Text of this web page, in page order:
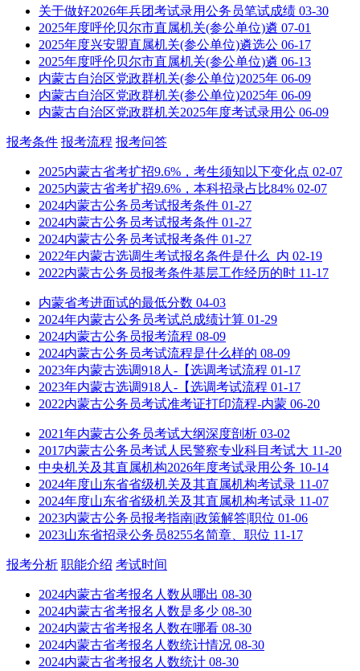
关于做好2026年兵团考试录用公务员笔试成绩 03-30
2025年度呼伦贝尔市直属机关(参公单位)遴 07-01
2025年度兴安盟直属机关(参公单位)遴选公 06-17
2025年度呼伦贝尔市直属机关(参公单位)遴 06-13
内蒙古自治区党政群机关(参公单位)2025年 06-09
内蒙古自治区党政群机关(参公单位)2025年 06-09
内蒙古自治区党政群机关2025年度考试录用公 06-09
报考条件 报考流程 报考问答
2025内蒙古省考扩招9.6%，考生须知以下变化点 02-07
2025内蒙古省考扩招9.6%，本科招录占比84% 02-07
2024内蒙古公务员考试报考条件 01-27
2024内蒙古公务员考试报考条件 01-27
2024内蒙古公务员考试报考条件 01-27
2022年内蒙古选调生考试报名条件是什么_内 02-19
2022内蒙古公务员报考条件基层工作经历的时 11-17
内蒙省考进面试的最低分数 04-03
2024年内蒙古公务员考试总成绩计算 01-29
2024内蒙古公务员报考流程 08-09
2024内蒙古公务员考试流程是什么样的 08-09
2023年内蒙古选调918人-【选调考试流程 01-17
2023年内蒙古选调918人-【选调考试流程 01-17
2022内蒙古公务员考试准考证打印流程-内蒙 06-20
2021年内蒙古公务员考试大纲深度剖析 03-02
2017内蒙古公务员考试人民警察专业科目考试大 11-20
中央机关及其直属机构2026年度考试录用公务 10-14
2024年度山东省省级机关及其直属机构考试录 11-07
2024年度山东省省级机关及其直属机构考试录 11-07
2023内蒙古公务员报考指南|政策解答|职位 01-06
2023山东省招录公务员8255名简章、职位 11-17
报考分析 职能介绍 考试时间
2024内蒙古省考报名人数从哪出 08-30
2024内蒙古省考报名人数是多少 08-30
2024内蒙古省考报名人数在哪看 08-30
2024内蒙古省考报名人数统计情况 08-30
2024内蒙古省考报名人数统计 08-30